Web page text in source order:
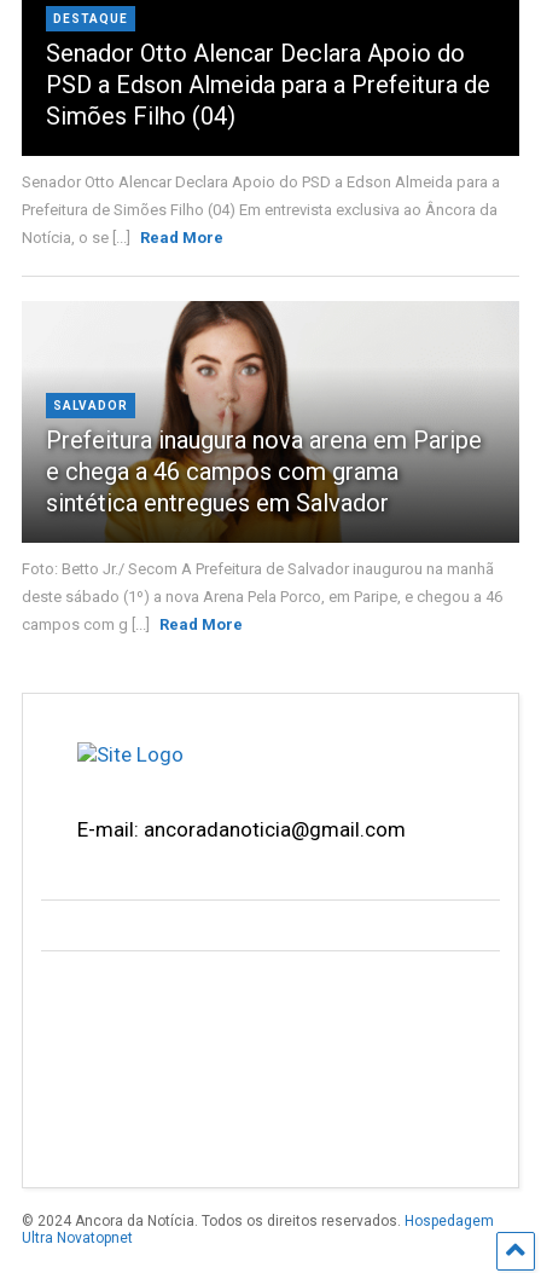
DESTAQUE
Senador Otto Alencar Declara Apoio do
PSD a Edson Almeida para a Prefeitura de
Simões Filho (04)
Senador Otto Alencar Declara Apoio do PSD a Edson Almeida para a
Prefeitura de Simões Filho (04) Em entrevista exclusiva ao Âncora da
Notícia, o se [...]
Read More
SALVADOR
Prefeitura inaugura nova arena em Paripe
e chega a 46 campos com grama
sintética entregues em Salvador
Foto: Betto Jr./ Secom A Prefeitura de Salvador inaugurou na manhã
deste sábado (1º) a nova Arena Pela Porco, em Paripe, e chegou a 46
campos com g [...]
Read More
E-mail: ancoradanoticia@gmail.com
© 2024 Ancora da Notícia. Todos os direitos reservados. Hospedagem
Ultra Novatopnet